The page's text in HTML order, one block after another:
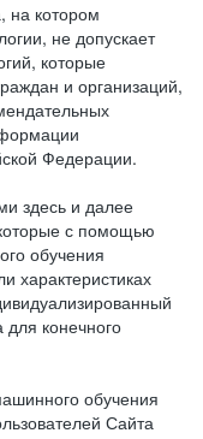
на котором
не допускает
которые
и организаций,
Федерации.
здесь и далее
с помощью
обучения
характеристиках
конечного
обучения
Сайта